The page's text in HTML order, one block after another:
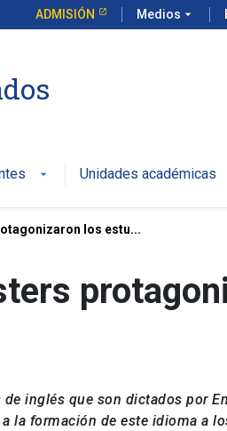
ADMISIÓN Medios arrow_drop_down
Unidades académicas
los estu...
inglés que son dictados por
la formación de este idioma a